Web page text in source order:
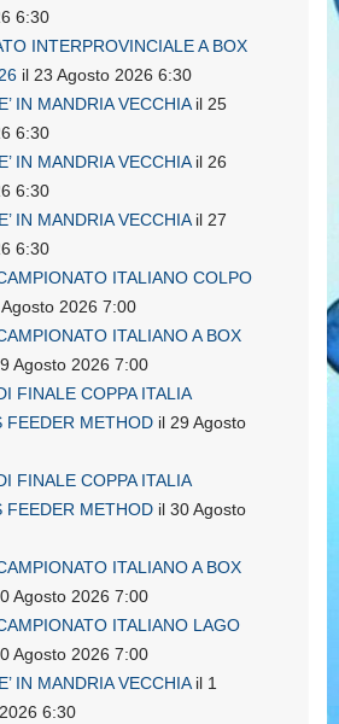
6:30
INTERPROVINCIALE A BOX
il 23 Agosto 2026 6:30
IN MANDRIA VECCHIAil 25
6:30
IN MANDRIA VECCHIAil 26
6:30
IN MANDRIA VECCHIAil 27
6:30
ITALIANO COLPO
2026 7:00
ITALIANO A BOX
Agosto 2026 7:00
FINALE COPPA ITALIA
FEEDER METHOD il 29 Agosto
FINALE COPPA ITALIA
FEEDER METHOD il 30 Agosto
ITALIANO A BOX
Agosto 2026 7:00
ITALIANO LAGO
Agosto 2026 7:00
IN MANDRIA VECCHIAil 1
6:30